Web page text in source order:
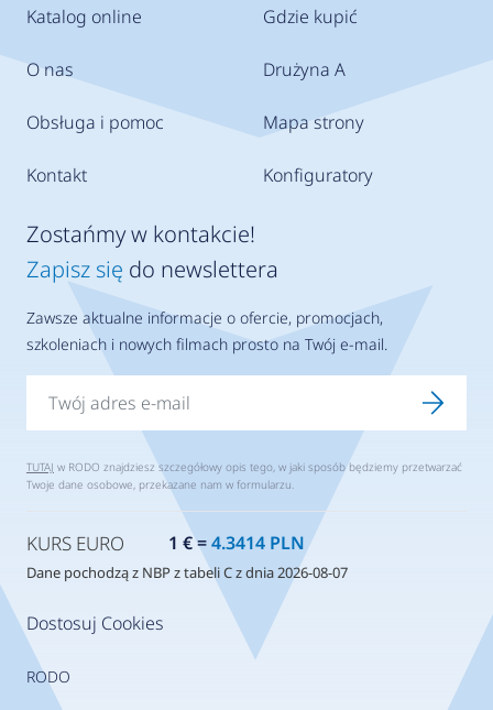
Katalog online
O nas
Obsługa i pomoc
Kontakt
Gdzie kupić
Drużyna A
Mapa strony
Konfiguratory
Dostosuj Cookies
RODO
Zostańmy w kontakcie!
Zapisz się do newslettera
Zawsze aktualne informacje o ofercie, promocjach,
szkoleniach i nowych filmach prosto na Twój e-mail.
TUTAJ w RODO znajdziesz szczegółowy opis tego, w jaki sposób będziemy przetwarzać
Twoje dane osobowe, przekazane nam w formularzu.
KURS EURO 1 € =4.3414 PLN
Dane pochodzą z NBP z tabeli C z dnia 2026-08-07